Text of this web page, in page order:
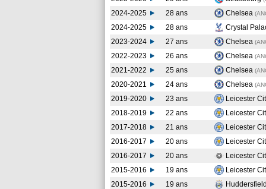
2024-2025
28 ans Chelsea
2024-2025
28 ans Crystal
2023-2024
27 ans Chelsea
2022-2023
26 ans Chelsea
2021-2022
25 ans Chelsea
2020-2021
24 ans Chelsea
2019-2020
23 ans Leicester
2018-2019
22 ans Leicester
2017-2018
21 ans Leicester
2016-2017
20 ans Leicester
2016-2017
20 ans Leicester
2015-2016
19 ans Leicester
2015-2016
19 ans